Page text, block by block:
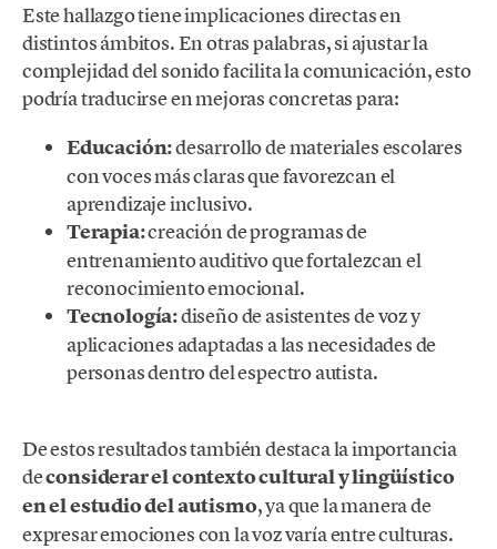
Este hallazgo tiene implicaciones directas en
distintos ámbitos. En otras palabras, si ajustar la
complejidad del sonido facilita la comunicación, esto
podría traducirse en mejoras concretas para:
Educación:desarrollo de materiales escolares
con voces más claras que favorezcan el
aprendizaje inclusivo.
Terapia:creación de programas de
entrenamiento auditivo que fortalezcan el
reconocimiento emocional.
Tecnología:diseño de asistentes de voz y
aplicaciones adaptadas a las necesidades de
personas dentro del espectro autista.
De estos resultados también destaca la importancia
deconsiderar el contexto cultural y lingüístico
en el estudio del autismo, ya que la manera de
expresar emociones con la voz varía entre culturas.